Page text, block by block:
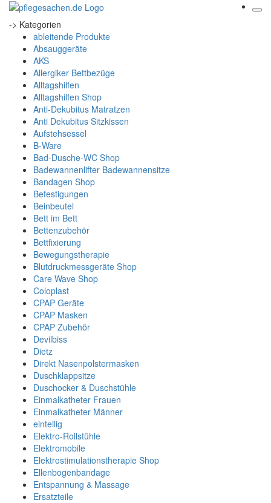
-> Kategorien
ableitende Produkte
Absauggeräte
AKS
Allergiker Bettbezüge
Alltagshilfen
Alltagshilfen Shop
Anti-Dekubitus Matratzen
Anti Dekubitus Sitzkissen
Aufstehsessel
B-Ware
Bad-Dusche-WC Shop
Badewannenlifter Badewannensitze
Bandagen Shop
Befestigungen
Beinbeutel
Bett im Bett
Bettenzubehör
Bettfixierung
Bewegungstherapie
Blutdruckmessgeräte Shop
Care Wave Shop
Coloplast
CPAP Geräte
CPAP Masken
CPAP Zubehör
Devilbiss
Dietz
Direkt Nasenpolstermasken
Duschklappsitze
Duschocker & Duschstühle
Einmalkatheter Frauen
Einmalkatheter Männer
einteilig
Elektro-Rollstühle
Elektromobile
Elektrostimulationstherapie Shop
Ellenbogenbandage
Entspannung & Massage
Ersatzteile